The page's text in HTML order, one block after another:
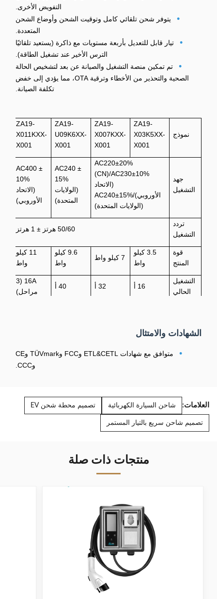
التفويض الأخرى.
•
يتوفر شحن تلقائي كامل وتوقيت الشحن وأوضاع الشحن
المتعددة.
•
تيار قابل للتعديل بأربعة مستويات مع ذاكرة (يستعيد تلقائيًا
الترس الأخير عند تشغيل الطاقة).
•
تم تمكين منصة التشغيل والصيانة عن بعد لتشخيص الحالة
الصحية والتحذير من الأخطاء وترقية OTA، مما يؤدي إلى خفض
تكلفة الصيانة.
نموذج
ZA19-
X03K5XX-
X001
ZA19-
X007KXX-
X001
ZA19-
U09K6XX-
X001
ZA19-
X011KXX-
X001
جهد
التشغيل
AC220±20%
(CN)/AC230±10%
(الاتحاد
الأوروبي)/AC240±15%
(الولايات المتحدة)
AC240 ±
15%
(الولايات
المتحدة)
AC400 ±
10%
(الاتحاد
الأوروبي)
تردد
التشغيل
50/60 هرتز ± 1 هرتز
قوة
المنتج
3.5 كيلو
واط
7 كيلو واط
9.6 كيلو
واط
11 كيلو
واط
التشغيل
الحالي
16 أ 32 أ 40 أ
16A (3
مراحل)
حجم
واي فاي وبلوتوث
طول
الكابل
درجة
298.3 ملم × 105.7 ملم × 54 ملم
الأوروبي)/CCID20 (الولايات المتحدة)
الشهادات والامتثال
•
متوافق مع شهادات ETL&CETL وFCC وTÜVmark وCE
وCCC.
العلامات: شاحن السيارة الكهربائية تصميم محطة شحن EV
تصميم شاحن سريع بالتيار المستمر
منتجات ذات صلة